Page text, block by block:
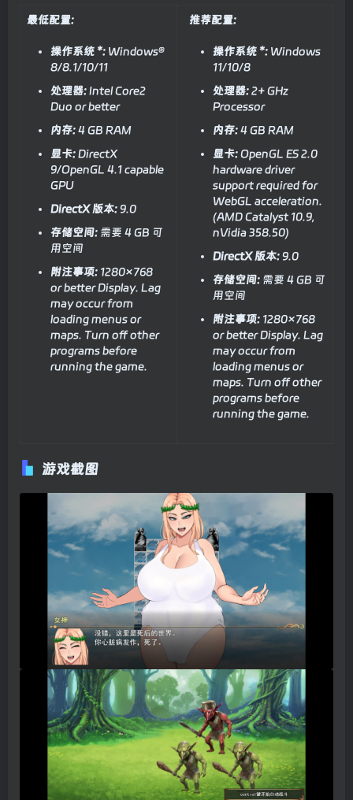
最低配置:
操作系统 *: Windows®
8/8.1/10/11
处理器:Intel Core2
Duo or better
内存:4 GB RAM
显卡:DirectX
9/OpenGL 4.1 capable
GPU
DirectX 版本: 9.0
存储空间: 需要 4 GB 可
用空间
附注事项: 1280×768
or better Display. Lag
may occur from
loading menus or
maps. Turn off other
programs before
running the game.
推荐配置:
操作系统 *: Windows
11/10/8
处理器:2+ GHz
Processor
内存:4 GB RAM
显卡:OpenGL ES 2.0
hardware driver
support required for
WebGL acceleration.
(AMD Catalyst 10.9,
nVidia 358.50)
DirectX 版本: 9.0
存储空间: 需要 4 GB 可
用空间
附注事项: 1280×768
or better Display. Lag
may occur from
loading menus or
maps. Turn off other
programs before
running the game.
游戏截图